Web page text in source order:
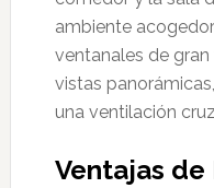
ambiente
ventanales de
vistas
una ventilación
Ventajas de